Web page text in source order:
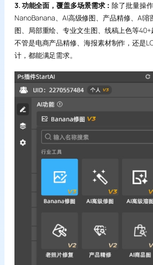
3. 功能全面，覆盖多场景需求：除了批量操
NanoBanana、AI高级修图、产品精修、AI
图、局部重绘、专业文生图、线稿上色等40+
不管是电商产品精修、海报素材制作，还是
计，都能满足需求。